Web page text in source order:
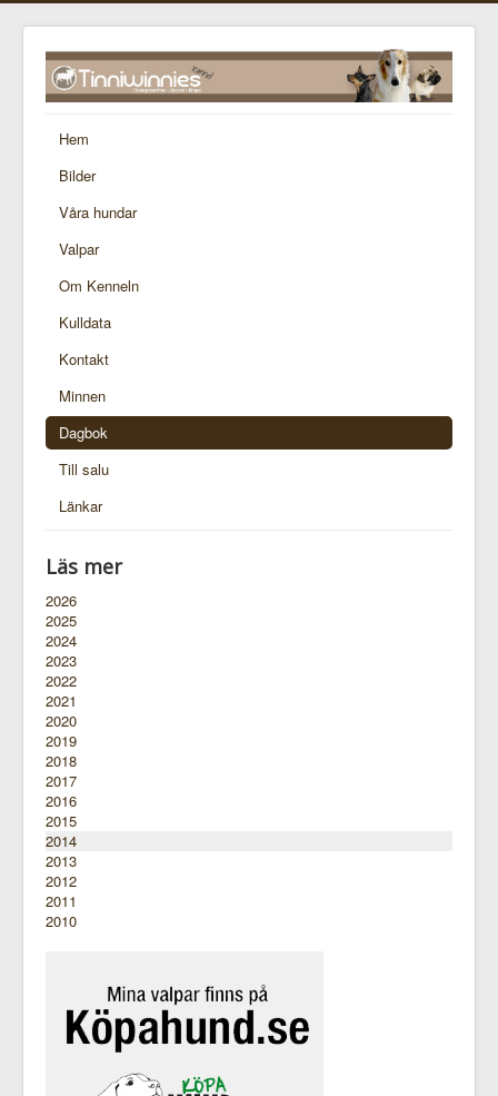
Hem
Bilder
Våra hundar
Valpar
Om Kenneln
Kulldata
Kontakt
Minnen
Dagbok
Till salu
Länkar
Läs mer
2026
2025
2024
2023
2022
2021
2020
2019
2018
2017
2016
2015
2014
2013
2012
2011
2010